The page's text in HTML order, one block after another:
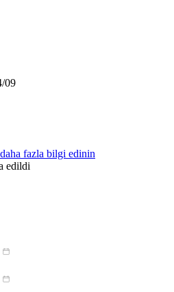
09
fazla bilgi edinin
edildi